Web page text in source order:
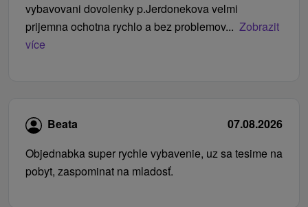
vybavovani dovolenky p.Jerdonekova velmi
prijemna ochotna rychlo a bez problemov... Zobrazit
více
Beata
07.08.2026
Objednabka super rychle vybavenie, uz sa tesime na
pobyt, zaspominat na mladosť.